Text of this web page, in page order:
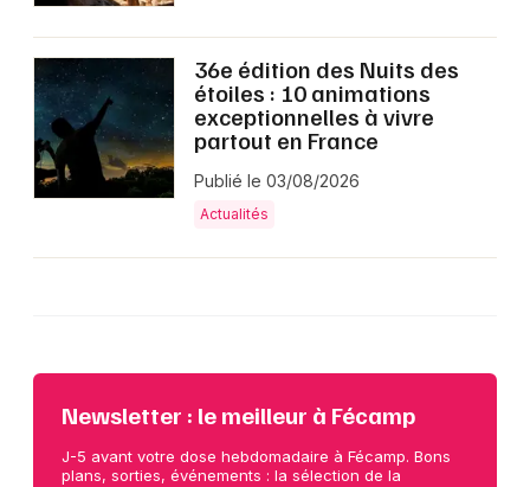
36e édition des Nuits des
étoiles : 10 animations
exceptionnelles à vivre
partout en France
Publié le 03/08/2026
Actualités
Newsletter : le meilleur à Fécamp
J-5 avant votre dose hebdomadaire à Fécamp. Bons
plans, sorties, événements : la sélection de la